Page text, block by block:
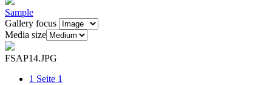
Sample
Gallery focus
Media size
FSAP14.JPG
1 Seite 1